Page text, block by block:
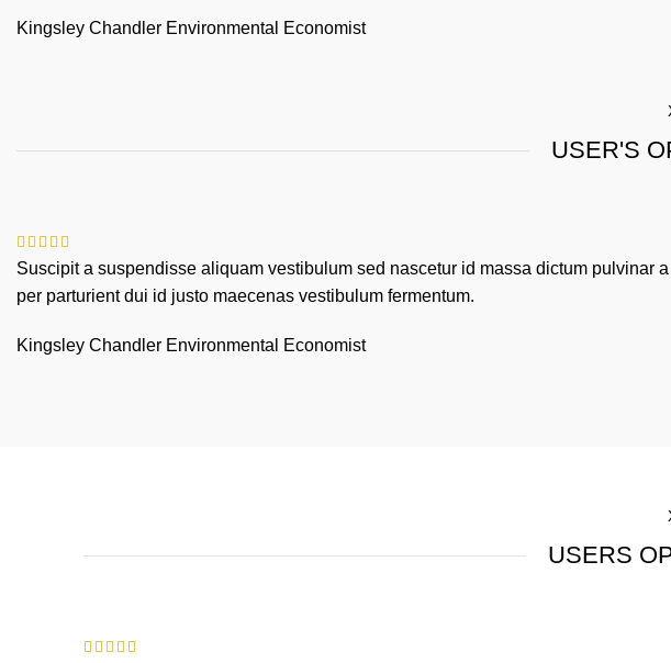
Kingsley Chandler Environmental Economist
USER'S
Suscipit a suspendisse aliquam vestibulum sed nascetur id massa dictum pulvinar
per parturient dui id justo maecenas vestibulum fermentum.
Kingsley Chandler Environmental Economist
USERS